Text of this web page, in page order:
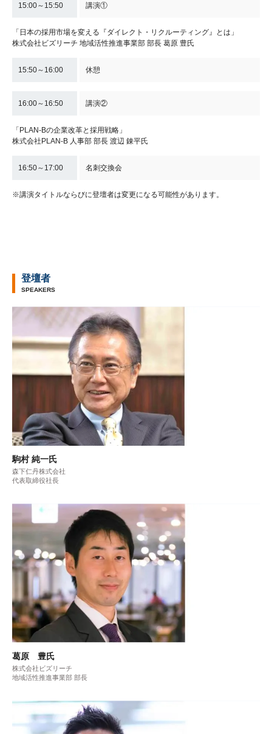
15:00～15:50 講演①
「日本の採用市場を変える『ダイレクト・リクルーティング』とは」
株式会社ビズリーチ 地域活性推進事業部 部長 葛原 豊氏
15:50～16:00 休憩
16:00～16:50 講演②
「PLAN-Bの企業改革と採用戦略」
株式会社PLAN-B 人事部 部長 渡辺 錬平氏
16:50～17:00 名刺交換会
※講演タイトルならびに登壇者は変更になる可能性があります。
登壇者
SPEAKERS
駒村 純一氏
森下仁丹株式会社
代表取締役社長
葛原 豊氏
株式会社ビズリーチ
地域活性推進事業部 部長